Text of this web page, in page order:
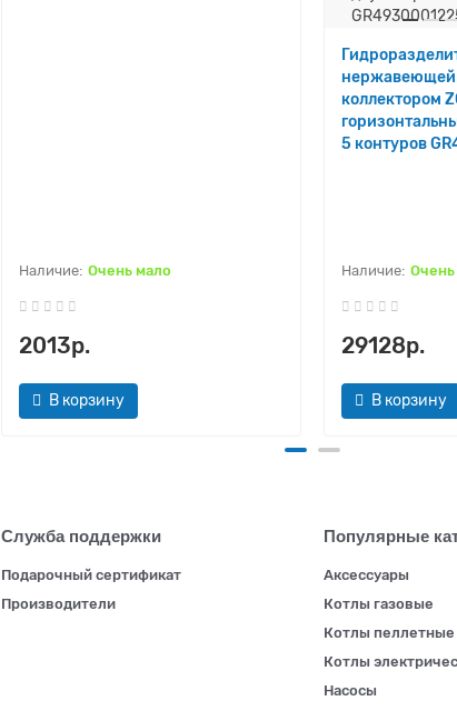
Очень мало
2013р.
В корзину
нержавеющей
коллектором
5 контуров
29128р.
В корзину
Служба поддержки
Подарочный сертификат
Производители
Популярные
Аксессуары
Котлы газовые
Котлы пеллетные
Котлы
Насосы